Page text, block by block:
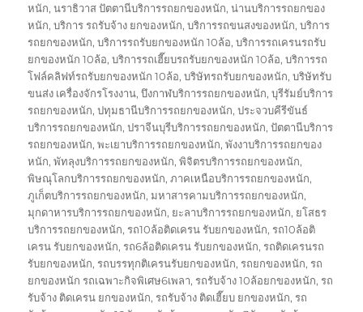
หนัก,นราธิวาส ปัตตานีบริการรถยกของหนัก,น่านบริการรถยกของ
หนัก,บริการ รถรับจ้าง ยกของหนัก,บริการรถขนสงของหนัก,บริการ
รถยกของหนัก,บริการรถรับยกของหนัก 10ล้อ,บริการรถเครนรถรับ
ยกของหนัก 10ล้อ,บริการรถเฮี๊ยบรถรับยกของหนัก 10ล้อ,บริการรถ
โฟล์คลิฟท์รถรับยกของหนัก 10ล้อ,บริษัทรถรับยกของหนัก,บริษัทรับ
ขนส่ง เครื่องจักรโรงงาน,บึงกาฬบริการรถยกของหนัก,บุรีรัมย์บริการ
รถยกของหนัก,ปทุมธานีบริการรถยกของหนัก,ประจวบคีรีขันธ์
บริการรถยกของหนัก,ปราจีนบุรีบริการรถยกของหนัก,ปัตตานีบริการ
รถยกของหนัก,พะเยาบริการรถยกของหนัก,พังงาบริการรถยกของ
หนัก,พัทลุงบริการรถยกของหนัก,พิจิตรบริการรถยกของหนัก,
พิษณุโลกบริการรถยกของหนัก,ภาคเหนือบริการรถยกของหนัก,
ภูเก็ตบริการรถยกของหนัก,มหาสารคามบริการรถยกของหนัก,
มุกดาหารบริการรถยกของหนัก, ยะลาบริการรถยกของหนัก, ยโสธร
บริการรถยกของหนัก,รถ10ล้อติดเครน รับยกของหนัก,รถ10ล้อติ
เครน รับยกของหนัก,รถ6ล้อติดเครน รับยกของหนัก,รถติดเครนรถ
รับยกของหนัก,รถบรรทุกติเครนรับยกของหนัก,รถยกของหนัก,รถ
ยกของหนัก รถเฉพาะกิจพิเศษ6เพลา,รถรับจ้าง 10ล้อยกของหนัก,รถ
รับจ้าง ติดเครน ยกของหนัก,รถรับจ้าง ติดเฮี๊ยบ ยกของหนัก,รถ